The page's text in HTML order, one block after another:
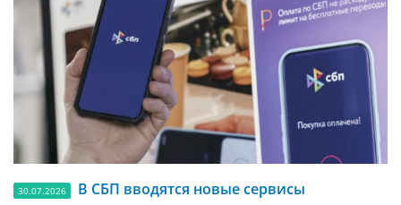
30.07.2026 В СБП вводятся новые сервисы